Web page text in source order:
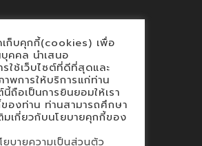
นบุคคล
เก็บคุกกี้(cookies) เพื่อ
คคล นำเสนอ
ใช้เว็บไซต์ที่ดีที่สุดและ
พการให้บริการแก่ท่าน
นี้ถือเป็นการยินยอมให้เรา
องท่าน ท่านสามารถศึกษา
มเกี่ยวกับนโยบายคุกกี้ของ
ยบายความเป็นส่วนตัว